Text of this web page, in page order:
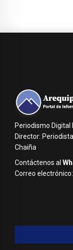
Periodismo
Director:
Chaiña
Contáctenos al
Correo